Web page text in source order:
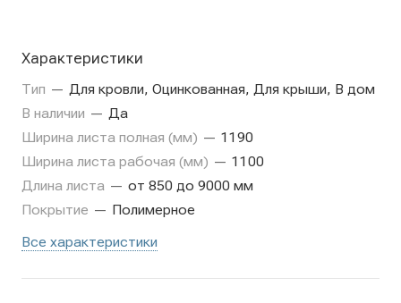
Характеристики
Тип — Для кровли, Оцинкованная, Для крыши, В дом
В наличии — Да
Ширина листа полная (мм) — 1190
Ширина листа рабочая (мм) — 1100
Длина листа — от 850 до 9000 мм
Покрытие — Полимерное
Все характеристики